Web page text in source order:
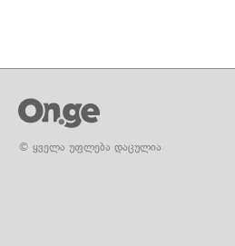
© ყველა უფლება დაცულია